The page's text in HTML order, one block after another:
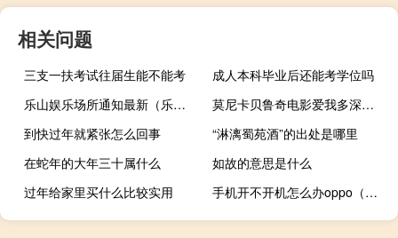
相关问题
三支一扶考试往届生能不能考
成人本科毕业后还能考学位吗
乐山娱乐场所通知最新（乐山娱乐）
莫尼卡贝鲁奇电影爱我多深未删减版中文字幕迅雷下载（莫尼卡 贝鲁奇）
到快过年就紧张怎么回事
“淋漓蜀苑酒”的出处是哪里
在蛇年的大年三十属什么
如故的意思是什么
过年给家里买什么比较实用
手机开不开机怎么办oppo（手机开不开机怎么办）